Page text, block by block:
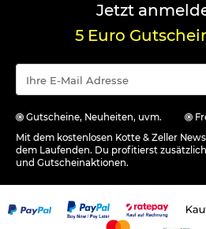
Jetzt
5 Euro
Gutscheine, Neuheiten, uvm.
Mit dem kostenlosen Kotte & Zeller
dem Laufenden. Du profitierst
und Gutscheinaktionen.